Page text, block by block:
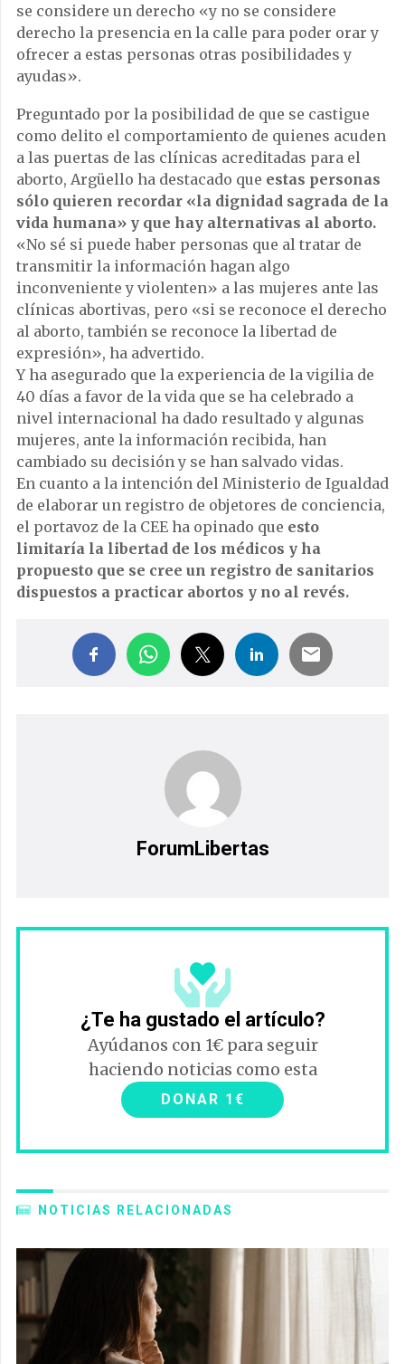
se considere un derecho «y no se considere
derecho la presencia en la calle para poder orar y
ofrecer a estas personas otras posibilidades y
ayudas».
Preguntado por la posibilidad de que se castigue
como delito el comportamiento de quienes acuden
a las puertas de las clínicas acreditadas para el
aborto, Argüello ha destacado que estas personas
sólo quieren recordar «la dignidad sagrada de la
vida humana» y que hay alternativas al aborto.
«No sé si puede haber personas que al tratar de
transmitir la información hagan algo
inconveniente y violenten» a las mujeres ante las
clínicas abortivas, pero «si se reconoce el derecho
al aborto, también se reconoce la libertad de
expresión», ha advertido.
Y ha asegurado que la experiencia de la vigilia de
40 días a favor de la vida que se ha celebrado a
nivel internacional ha dado resultado y algunas
mujeres, ante la información recibida, han
cambiado su decisión y se han salvado vidas.
En cuanto a la intención del Ministerio de Igualdad
de elaborar un registro de objetores de conciencia,
el portavoz de la CEE ha opinado que esto
limitaría la libertad de los médicos y ha
propuesto que se cree un registro de sanitarios
dispuestos a practicar abortos y no al revés.
ForumLibertas
¿Te ha gustado el artículo?
Ayúdanos con 1€ para seguir
haciendo noticias como esta
DONAR 1€
NOTICIAS RELACIONADAS